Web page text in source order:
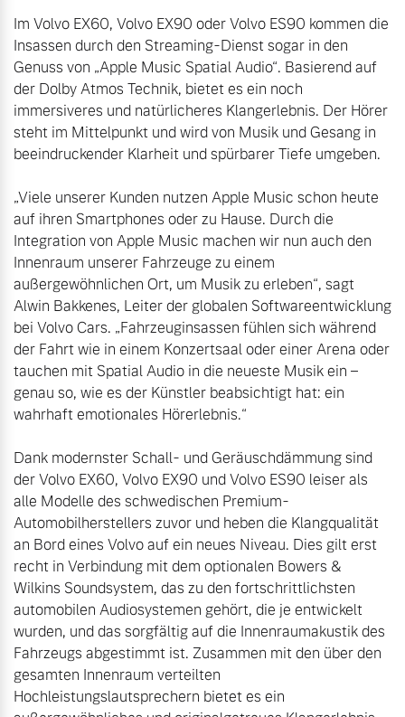
Im Volvo EX60, Volvo EX90 oder Volvo ES90 kommen die
Insassen durch den Streaming-Dienst sogar in den
Genuss von „Apple Music Spatial Audio“. Basierend auf
der Dolby Atmos Technik, bietet es ein noch
immersiveres und natürlicheres Klangerlebnis. Der Hörer
steht im Mittelpunkt und wird von Musik und Gesang in
beeindruckender Klarheit und spürbarer Tiefe umgeben.
„Viele unserer Kunden nutzen Apple Music schon heute
auf ihren Smartphones oder zu Hause. Durch die
Integration von Apple Music machen wir nun auch den
Innenraum unserer Fahrzeuge zu einem
außergewöhnlichen Ort, um Musik zu erleben“, sagt
Alwin Bakkenes, Leiter der globalen Softwareentwicklung
bei Volvo Cars. „Fahrzeuginsassen fühlen sich während
der Fahrt wie in einem Konzertsaal oder einer Arena oder
tauchen mit Spatial Audio in die neueste Musik ein –
genau so, wie es der Künstler beabsichtigt hat: ein
wahrhaft emotionales Hörerlebnis.“
Dank modernster Schall- und Geräuschdämmung sind
der Volvo EX60, Volvo EX90 und Volvo ES90 leiser als
alle Modelle des schwedischen Premium-
Automobilherstellers zuvor und heben die Klangqualität
an Bord eines Volvo auf ein neues Niveau. Dies gilt erst
recht in Verbindung mit dem optionalen Bowers &
Wilkins Soundsystem, das zu den fortschrittlichsten
automobilen Audiosystemen gehört, die je entwickelt
wurden, und das sorgfältig auf die Innenraumakustik des
Fahrzeugs abgestimmt ist. Zusammen mit den über den
gesamten Innenraum verteilten
Hochleistungslautsprechern bietet es ein